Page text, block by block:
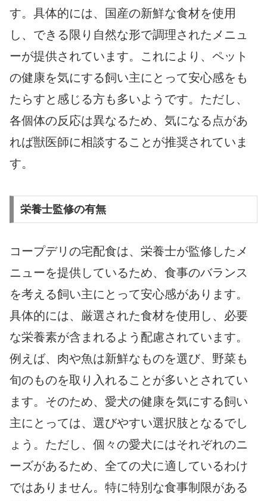
す。具体的には、国産の新鮮な食材を使用
し、できる限り自然な形で調理されたメニュ
ーが提供されています。これにより、ペット
の健康を気にする飼い主にとって安心感をも
たらすと感じる方も多いようです。ただし、
各個体の反応は異なるため、気になる点があ
れば獣医師に相談することが推奨されていま
す。
栄養士監修の有無
コープデリの宅配食は、栄養士が監修したメ
ニューを提供しているため、食事のバランス
を考える飼い主にとって安心感があります。
具体的には、厳選された食材を使用し、必要
な栄養素が含まれるよう配慮されています。
例えば、肉や魚は新鮮なものを選び、野菜も
旬のものを取り入れることが多いとされてい
ます。そのため、愛犬の健康を気にする飼い
主にとっては、選びやすい選択肢となるでし
ょう。ただし、個々の愛犬にはそれぞれのニ
ーズがあるため、全ての犬に適しているわけ
ではありません。特に特別な食事制限がある